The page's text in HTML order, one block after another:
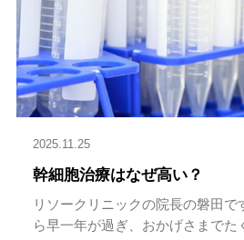
2025.11.25
幹細胞治療はなぜ高い？
リソークリニックの院長の磐田で
ら早一年が過ぎ、おかげさまでた